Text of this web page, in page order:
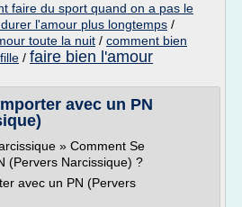
faire du sport quand on a pas le
l'amour plus longtemps /
toute la nuit / comment bien
/ faire bien l'amour
avec un PN
» Comment Se
(Pervers Narcissique) ?
avec un PN (Pervers